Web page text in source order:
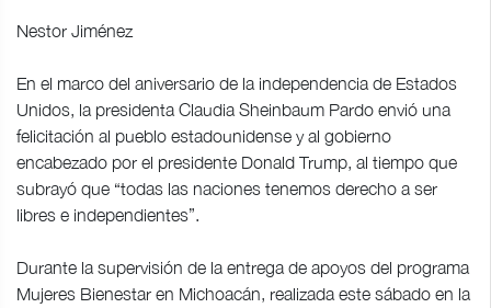
Nestor Jiménez
En el marco del aniversario de la independencia de Estados
Unidos, la presidenta Claudia Sheinbaum Pardo envió una
felicitación al pueblo estadounidense y al gobierno
encabezado por el presidente Donald Trump, al tiempo que
subrayó que “todas las naciones tenemos derecho a ser
libres e independientes”.
Durante la supervisión de la entrega de apoyos del programa
Mujeres Bienestar en Michoacán, realizada este sábado en la